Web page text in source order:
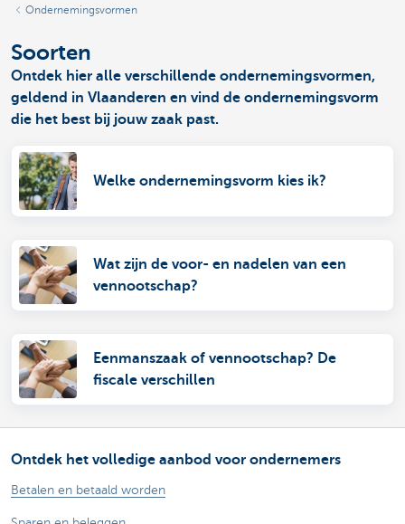
Ondernemingsvormen
Soorten
Ontdek hier alle verschillende ondernemingsvormen,
geldend in Vlaanderen en vind de ondernemingsvorm
die het best bij jouw zaak past.
Welke ondernemingsvorm kies ik?
Wat zijn de voor- en nadelen van een
vennootschap?
Eenmanszaak of vennootschap? De
fiscale verschillen
Ontdek het volledige aanbod voor ondernemers
Betalen en betaald worden